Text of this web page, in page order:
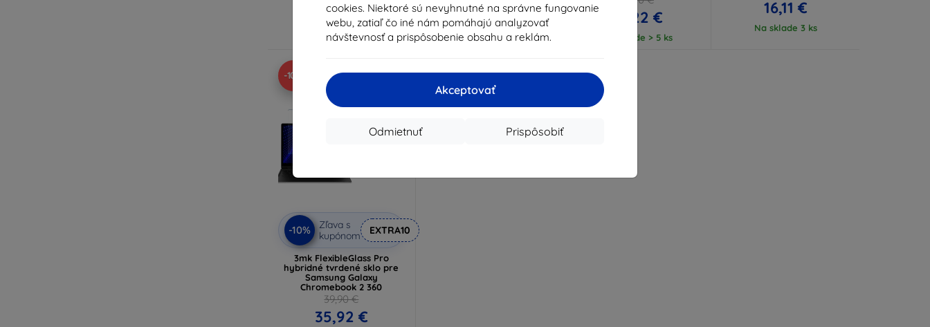
cookies. Niektoré sú nevyhnutné na správne fungovanie
webu, zatiaľ čo iné nám pomáhajú analyzovať
návštevnosť a prispôsobenie obsahu a reklám.
Akceptovať
Prispôsobiť
Odmietnuť
13,41 €
Na sklade > 5 ks
9,80 €
Na sklade > 5 ks
15,22 €
Na sklade > 5 ks
16,11 €
Na sklade 3 ks
-10%
-10%
Zľava s
kupónom
EXTRA10
3mk FlexibleGlass Pro
hybridné tvrdené sklo pre
Samsung Galaxy
Chromebook 2 360
39,90 €
35,92 €